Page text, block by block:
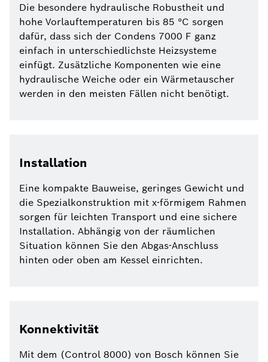
Die besondere hydraulische Robustheit und
hohe Vorlauftemperaturen bis 85 °C sorgen
dafür, dass sich der Condens 7000 F ganz
einfach in unterschiedlichste Heizsysteme
einfügt. Zusätzliche Komponenten wie eine
hydraulische Weiche oder ein Wärmetauscher
werden in den meisten Fällen nicht benötigt.
Installation
Eine kompakte Bauweise, geringes Gewicht und
die Spezialkonstruktion mit x-förmigem Rahmen
sorgen für leichten Transport und eine sichere
Installation. Abhängig von der räumlichen
Situation können Sie den Abgas-Anschluss
hinten oder oben am Kessel einrichten.
Konnektivität
Mit dem (Control 8000) von Bosch können Sie